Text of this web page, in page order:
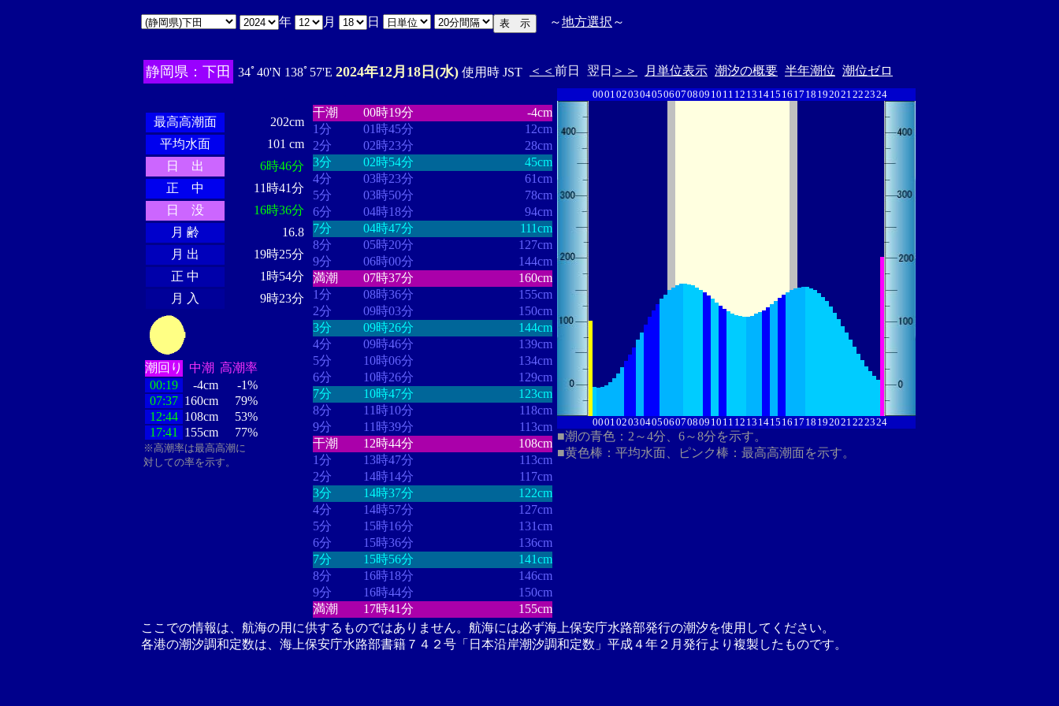
年 月 日 ～地方選択 ～
静岡県：下田 34ﾟ40'N 138ﾟ57'E 2024年12月18日(水) 使用時 JST ＜＜ 前日 翌日 ＞＞ 月単位表示 潮汐の概要 半年潮位 潮位ゼロ
最高高潮面
202cm
平均水面
101 cm
日 出
6時46分
正 中
11時41分
日 没
16時36分
月 齢
16.8
月 出
19時25分
正 中
1時54分
月 入
9時23分
潮回り 中潮 高潮率
00:19
-4cm
-1%
07:37 160cm
79%
12:44 108cm
53%
17:41
155cm 77%
※高潮率は最高高潮に
対しての率を示す。
干潮
00時19分
-4cm
1分
01時45分
12cm
2分
02時23分
28cm
3分
02時54分
45cm
4分
03時23分
61cm
5分
03時50分
78cm
6分
04時18分
94cm
7分
04時47分
111cm
8分
05時20分
127cm
9分
06時00分
144cm
満潮
07時37分
160cm
1分
08時36分
155cm
2分
09時03分
150cm
3分
09時26分
144cm
4分
09時46分
139cm
5分
10時06分
134cm
6分
10時26分
129cm
7分
10時47分
123cm
8分
11時10分
118cm
9分
11時39分
113cm
干潮
12時44分
108cm
1分
13時47分
113cm
2分
14時14分
117cm
3分
14時37分
122cm
4分
14時57分
127cm
5分
15時16分
131cm
6分
15時36分
136cm
7分
15時56分
141cm
8分
16時18分
146cm
9分
16時44分
150cm
満潮
17時41分 155cm
00010203040506070809 10 11 12 13 1415 16 17 18 192021222324
00010203040506070809 10 11 12 13 1415 16 17 18 192021222324
■潮の青色：2～4分、6～8分を示す。
■黄色棒：平均水面、ピンク棒：最高高潮面を示す。
ここでの情報は、航海の用に供するものではありません。航海には必ず海上保安庁水路部発行の潮汐を使用してください。
各港の潮汐調和定数は、海上保安庁水路部書籍７４２号「日本沿岸潮汐調和定数」平成４年２月発行より複製したものです。